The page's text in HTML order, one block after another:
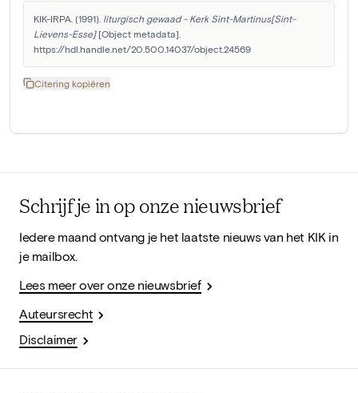
KIK-IRPA. (1991). liturgisch gewaad - Kerk Sint-Martinus[Sint-
Lievens-Esse] [Object metadata].
https://hdl.handle.net/20.500.14037/object.24569
Citering kopiëren
Schrijf je in op onze nieuwsbrief
Iedere maand ontvang je het laatste nieuws van het KIK in
je mailbox.
Lees meer over onze nieuwsbrief
Auteursrecht
Disclaimer